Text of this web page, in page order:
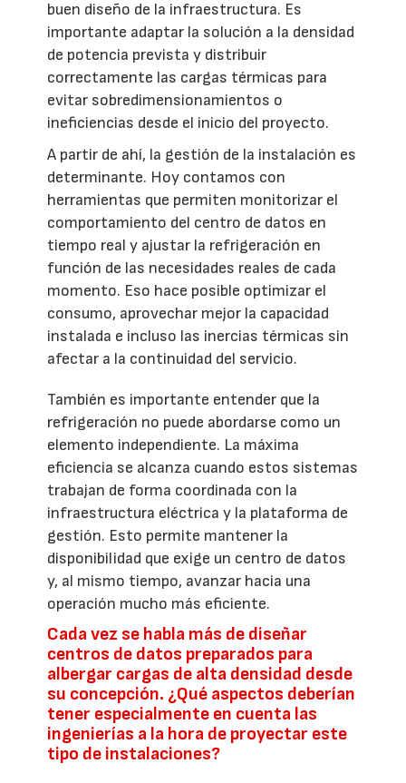
buen diseño de la infraestructura. Es
importante adaptar la solución a la densidad
de potencia prevista y distribuir
correctamente las cargas térmicas para
evitar sobredimensionamientos o
ineficiencias desde el inicio del proyecto.
A partir de ahí, la gestión de la instalación es
determinante. Hoy contamos con
herramientas que permiten monitorizar el
comportamiento del centro de datos en
tiempo real y ajustar la refrigeración en
función de las necesidades reales de cada
momento. Eso hace posible optimizar el
consumo, aprovechar mejor la capacidad
instalada e incluso las inercias térmicas sin
afectar a la continuidad del servicio.
También es importante entender que la
refrigeración no puede abordarse como un
elemento independiente. La máxima
eficiencia se alcanza cuando estos sistemas
trabajan de forma coordinada con la
infraestructura eléctrica y la plataforma de
gestión. Esto permite mantener la
disponibilidad que exige un centro de datos
y, al mismo tiempo, avanzar hacia una
operación mucho más eficiente.
Cada vez se habla más de diseñar
centros de datos preparados para
albergar cargas de alta densidad desde
su concepción. ¿Qué aspectos deberían
tener especialmente en cuenta las
ingenierías a la hora de proyectar este
tipo de instalaciones?